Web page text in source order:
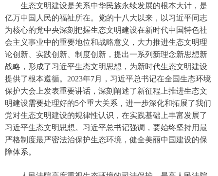
生态文明建设是关系中华民族永续发展的根本大计，是
亿万中国人民的福祉所在。党的十八大以来，以习近平同志
为核心的党中央深刻把握生态文明建设在新时代中国特色社
会主义事业中的重要地位和战略意义，大力推进生态文明理
论创新、实践创新、制度创新，提出一系列新理念新思想新
战略，形成了习近平生态文明思想，为新时代生态文明建设
提供了根本遵循。2023年7月，习近平总书记在全国生态环境
保护大会上发表重要讲话，深刻阐述了新征程上推进生态文
明建设需要处理好的5个重大关系，进一步深化和拓展了我们
党对生态文明建设的规律性认识，在实践基础上丰富发展了
习近平生态文明思想。习近平总书记强调，要始终坚持用最
严格制度最严密法治保护生态环境，健全美丽中国建设的保
障体系。